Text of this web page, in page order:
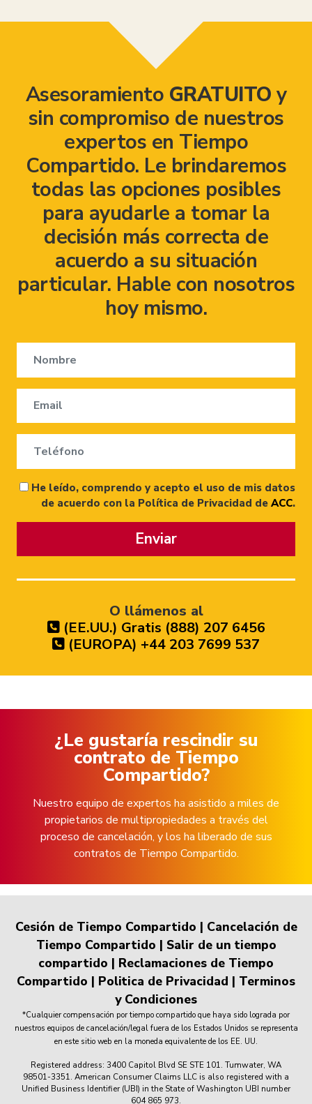
Asesoramiento GRATUITO y
sin compromiso de nuestros
expertos en Tiempo
Compartido. Le brindaremos
todas las opciones posibles
para ayudarle a tomar la
decisión más correcta de
acuerdo a su situación
particular. Hable con nosotros
hoy mismo.
He leído, comprendo y acepto el uso de mis datos
de acuerdo con la Política de Privacidad de ACC.
Enviar
O llámenos al
(EE.UU.) Gratis (888) 207 6456
(EUROPA) +44 203 7699 537
¿Le gustaría rescindir su
contrato de Tiempo
Compartido?
Nuestro equipo de expertos ha asistido a miles de
propietarios de multipropiedades a través del
proceso de cancelación, y los ha liberado de sus
contratos de Tiempo Compartido.
Cesión de Tiempo Compartido | Cancelación de
Tiempo Compartido | Salir de un tiempo
compartido | Reclamaciones de Tiempo
Compartido | Politica de Privacidad | Terminos
y Condiciones
*Cualquier compensación por tiempo compartido que haya sido lograda por
nuestros equipos de cancelación/legal fuera de los Estados Unidos se representa
en este sitio web en la moneda equivalente de los EE. UU.
Registered address: 3400 Capitol Blvd SE STE 101. Tumwater, WA
98501-3351. American Consumer Claims LLC is also registered with a
Unified Business Identifier (UBI) in the State of Washington UBI number
604 865 973.